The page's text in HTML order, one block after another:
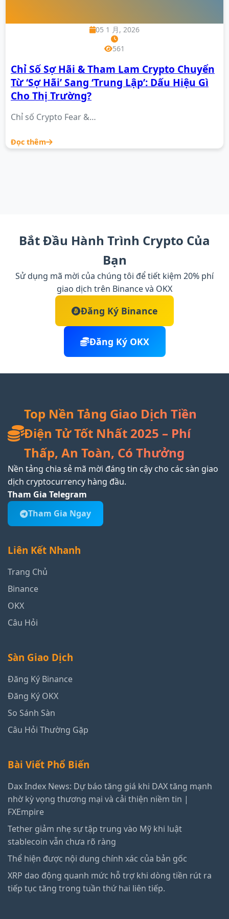
05 1 月, 2026
561
Chỉ Số Sợ Hãi & Tham Lam Crypto Chuyển
Từ ‘Sợ Hãi’ Sang ‘Trung Lập’: Dấu Hiệu Gì
Cho Thị Trường?
Chỉ số Crypto Fear &…
Đọc thêm
Bắt Đầu Hành Trình Crypto Của
Bạn
Sử dụng mã mời của chúng tôi để tiết kiệm 20% phí
giao dịch trên Binance và OKX
Đăng Ký Binance
Đăng Ký OKX
Top Nền Tảng Giao Dịch Tiền
Điện Tử Tốt Nhất 2025 – Phí
Thấp, An Toàn, Có Thưởng
Nền tảng chia sẻ mã mời đáng tin cậy cho các sàn giao
dịch cryptocurrency hàng đầu.
Tham Gia Telegram
Tham Gia Ngay
Liên Kết Nhanh
Trang Chủ
Binance
OKX
Câu Hỏi
Sàn Giao Dịch
Đăng Ký Binance
Đăng Ký OKX
So Sánh Sàn
Câu Hỏi Thường Gặp
Bài Viết Phổ Biến
Dax Index News: Dự báo tăng giá khi DAX tăng mạnh
nhờ kỳ vọng thương mại và cải thiện niềm tin |
FXEmpire
Tether giảm nhẹ sự tập trung vào Mỹ khi luật
stablecoin vẫn chưa rõ ràng
Thể hiện được nội dung chính xác của bản gốc
XRP dao động quanh mức hỗ trợ khi dòng tiền rút ra
tiếp tục tăng trong tuần thứ hai liên tiếp.